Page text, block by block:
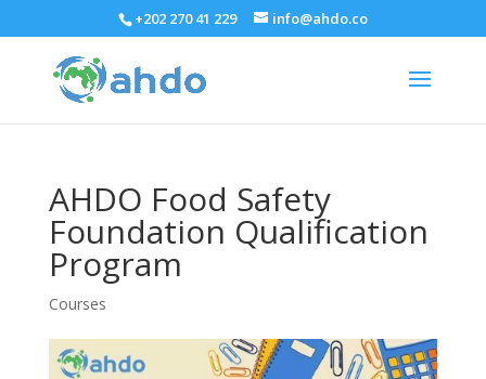
+202 270 41 229 info@ahdo.co
AHDO Food Safety
Foundation Qualification
Program
Courses